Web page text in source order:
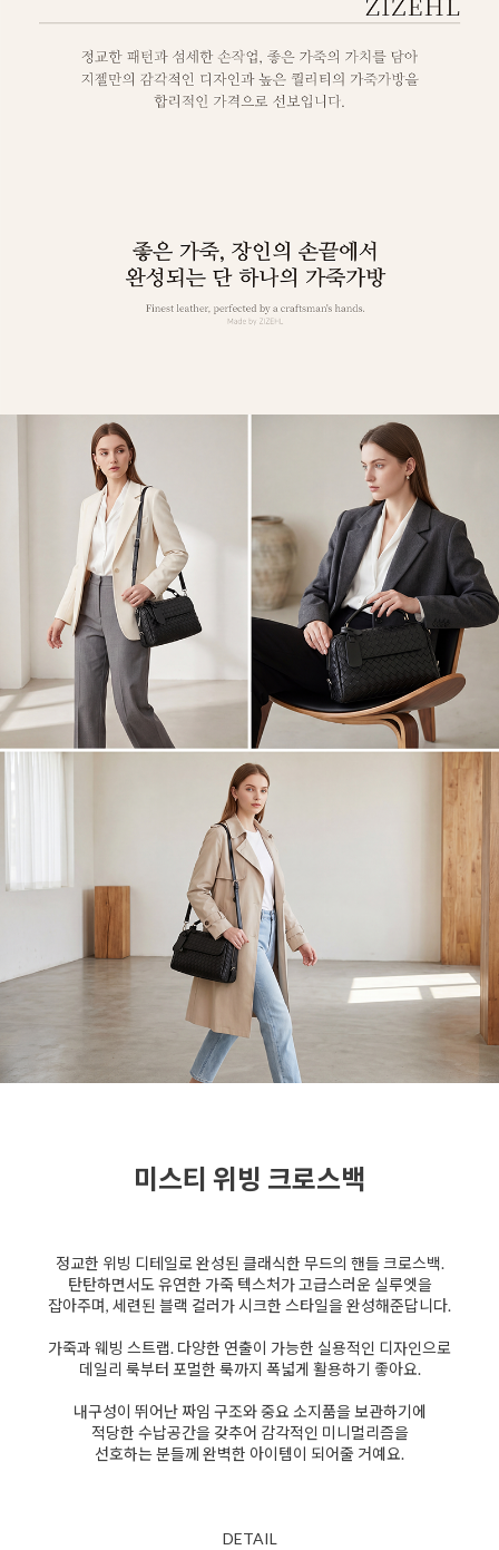
미스티 위빙 크로스백
정교한 위빙 디테일로 완성된 클래식한 무드의 핸들 크로스백.
탄탄하면서도 유연한 가죽 텍스처가 고급스러운 실루엣을
잡아주며, 세련된 블랙 컬러가 시크한 스타일을 완성해준답니다.
가죽과 웨빙 스트랩. 다양한 연출이 가능한 실용적인 디자인으로
데일리 룩부터 포멀한 룩까지 폭넓게 활용하기 좋아요.
내구성이 뛰어난 짜임 구조와 중요 소지품을 보관하기에
적당한 수납공간을 갖추어 감각적인 미니멀리즘을
선호하는 분들께 완벽한 아이템이 되어줄 거예요.
DETAIL